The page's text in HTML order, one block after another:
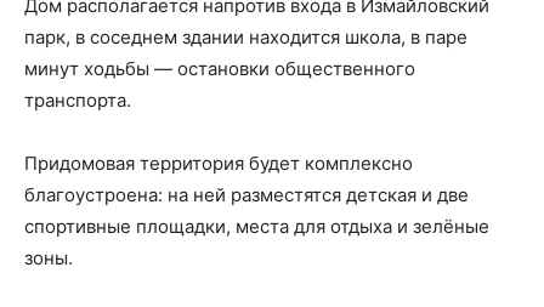
Дом располагается напротив входа в Измайловский
парк, в соседнем здании находится школа, в паре
минут ходьбы — остановки общественного
транспорта.
Придомовая территория будет комплексно
благоустроена: на ней разместятся детская и две
спортивные площадки, места для отдыха и зелёные
зоны.